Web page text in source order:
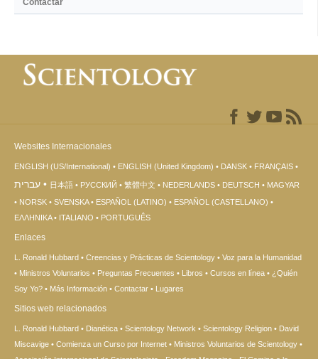
Contactar
Websites Internacionales
ENGLISH (US/International) ENGLISH (United Kingdom) DANSK FRANÇAIS
עברית 日本語 РУССКИЙ 繁體中文 NEDERLANDS DEUTSCH
MAGYAR
NORSK
SVENSKA ESPAÑOL (LATINO)
ESPAÑOL (CASTELLANO)
ΕΛΛΗΝΙΚA
ITALIANO PORTUGUÊS
Enlaces
L. Ronald Hubbard Creencias y Prácticas de Scientology
Voz para la Humanidad
Ministros Voluntarios
Preguntas Frecuentes Libros Cursos en línea
¿Quién
Soy Yo?
Más Información Contactar Lugares
Sitios web relacionados
L. Ronald Hubbard Dianética Scientology Network Scientology Religion
David
Miscavige
Comienza un Curso por Internet
Ministros Voluntarios de Scientology